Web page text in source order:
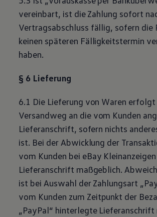
vereinbart, ist die Zahlung sofort
Vertragsabschluss fällig, sofern die
keinen späteren Fälligkeitstermin
haben.
§ 6 Lieferung
6.1 Die Lieferung von Waren
Versandweg an die vom Kunden
Lieferanschrift, sofern nichts
ist. Bei der Abwicklung der
vom Kunden bei eBay
Lieferanschrift maßgeblich.
ist bei Auswahl der Zahlungsart
vom Kunden zum Zeitpunkt der
„PayPal“ hinterlegte Lieferanschrift